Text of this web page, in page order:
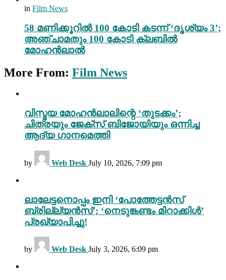
in Film News
58 മണിക്കൂറിൽ 100 കോടി കടന്ന് ‘ദൃശ്യം 3’;
അഞ്ചാമതും 100 കോടി ക്ലബിൽ
മോഹൻലാൽ
More From: Film News
വിസ്മയ മോഹൻലാലിന്റെ ‘തുടക്കം’;
ചിത്രയും ജേക്സ് ബിജോയിയും ഒന്നിച്ച
ആദ്യ ഗാനമെത്തി
by Web Desk July 10, 2026, 7:09 pm
ലാലേട്ടനൊപ്പം ഇനി ‘പോത്തേട്ടൻസ്
ബ്രില്ല്യൻസ്’; ‘നെടുങ്കണ്ടം മിറാക്കിൾ’
പ്രഖ്യാപിച്ചു!
by Web Desk July 3, 2026, 6:09 pm